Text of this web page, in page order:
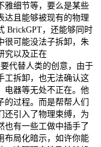
雅细节等，要么是某些
达且能够被现有的物理
BrickGPT，还能够同时
很可能没法子拆卸，朱
究以及正在
要代替人类的创意，由于
工拆卸，也无法确认这
电器等无处不正在。他
过程。而是帮帮人们
还引入了物理束缚，为
也有一些工做中插手了
布局化暗示，如许你能